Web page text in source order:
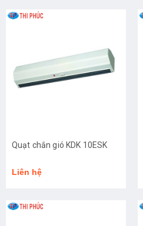
Quạt chắn gió KDK 10ESK
Liên hệ